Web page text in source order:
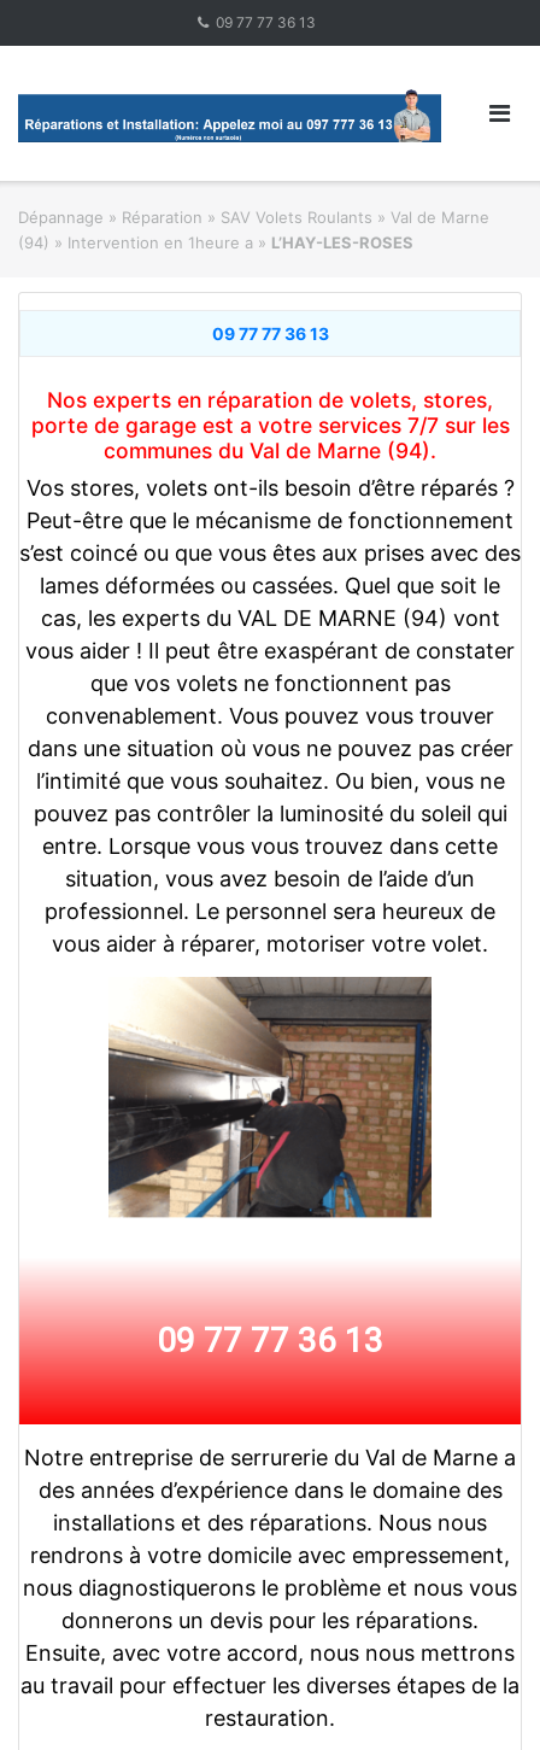
09 77 77 36 13
Dépannage » Réparation » SAV Volets Roulants » Val de Marne
(94) » Intervention en 1heure a » L’HAY-LES-ROSES
09 77 77 36 13
Nos experts en réparation de volets, stores,
porte de garage est a votre services 7/7 sur les
communes du Val de Marne (94).
Vos stores, volets ont-ils besoin d’être réparés ?
Peut-être que le mécanisme de fonctionnement
s’est coincé ou que vous êtes aux prises avec des
lames déformées ou cassées. Quel que soit le
cas, les experts du VAL DE MARNE (94) vont
vous aider ! Il peut être exaspérant de constater
que vos volets ne fonctionnent pas
convenablement. Vous pouvez vous trouver
dans une situation où vous ne pouvez pas créer
l’intimité que vous souhaitez. Ou bien, vous ne
pouvez pas contrôler la luminosité du soleil qui
entre. Lorsque vous vous trouvez dans cette
situation, vous avez besoin de l’aide d’un
professionnel. Le personnel sera heureux de
vous aider à réparer, motoriser votre volet.
09 77 77 36 13
Notre entreprise de serrurerie du Val de Marne a
des années d’expérience dans le domaine des
installations et des réparations. Nous nous
rendrons à votre domicile avec empressement,
nous diagnostiquerons le problème et nous vous
donnerons un devis pour les réparations.
Ensuite, avec votre accord, nous nous mettrons
au travail pour effectuer les diverses étapes de la
restauration.